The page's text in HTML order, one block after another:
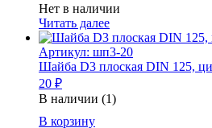
Нет в наличии
Читать далее
Артикул: шп3-20
Шайба D3 плоская DIN 125,
20 ₽
В наличии (1)
Количество
В корзину